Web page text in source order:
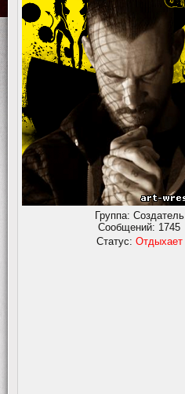
Группа: Создатель
Сообщений: 1745
Статус: Отдыхает